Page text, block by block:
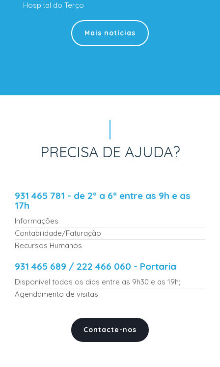
Hospital do Terço
Mais notícias
PRECISA DE AJUDA?
931 465 781 - de 2ª a 6ª entre as 9h e as
17h
Informações
Contabilidade/Faturação
Recursos Humanos
931 465 689 / 222 466 060 - Portaria
Disponível todos os dias entre as 9h30 e as 19h;
Agendamento de visitas.
Contacte-nos